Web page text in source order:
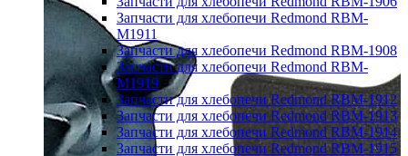
Запчасти для хлебопечи Redmond RBM-
M1911
Запчасти для хлебопечи Redmond RBM-1908
Запчасти для хлебопечи Redmond RBM-
M1919
Запчасти для хлебопечи Redmond RBM-1912
Запчасти для хлебопечи Redmond RBM-1913
Запчасти для хлебопечи Redmond RBM-1914
Запчасти для хлебопечи Redmond RBM-1915